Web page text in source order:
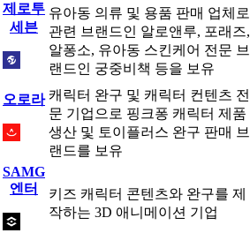
제로투
세븐
유아동 의류 및 용품 판매 업체로
관련 브랜드인 알로앤루, 포래즈,
알퐁소, 유아동 스킨케어 전문 브
랜드인 궁중비책 등을 보유
오로라 캐릭터 완구 및 캐릭터 컨텐츠 전
문 기업으로 핑크퐁 캐릭터 제품
생산 및 토이플러스 완구 판매 브
랜드를 보유
SAMG
엔터
키즈 캐릭터 콘텐츠와 완구를 제
작하는 3D 애니메이션 기업